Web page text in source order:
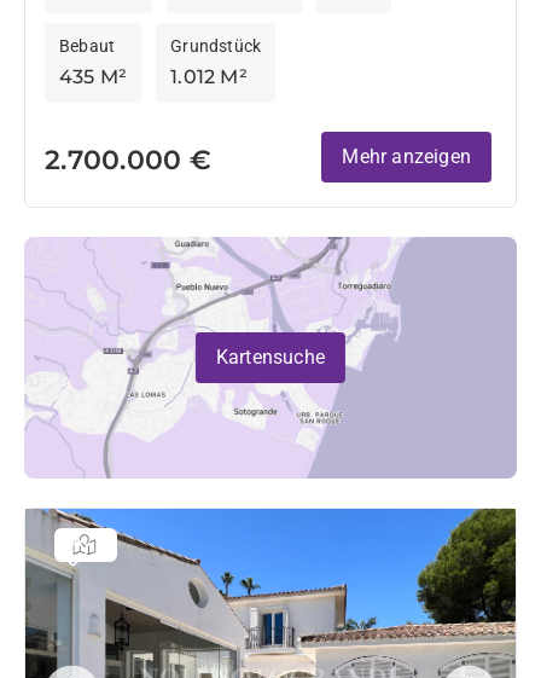
435 M²
Bebaut
1.012 M²
Grundstück
2.700.000 € Mehr anzeigen
Kartensuche